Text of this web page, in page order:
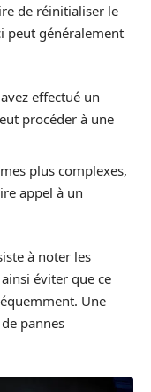
de réinitialiser le
peut généralement
effectué un
procéder à une
plus complexes,
appel à un
à noter les
éviter que ce
Une
pannes